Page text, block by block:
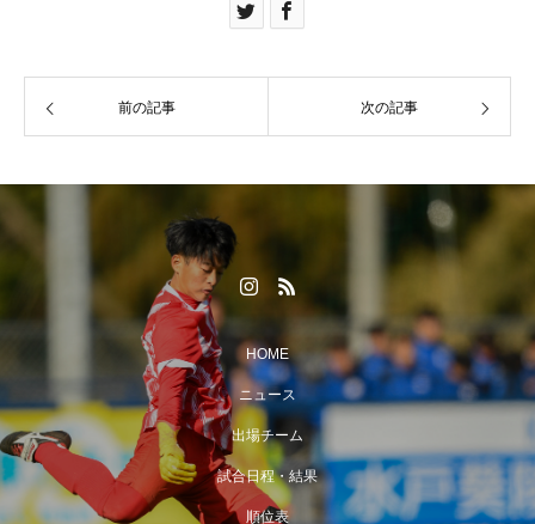
前の記事 次の記事
HOME
ニュース
出場チーム
試合日程・結果
順位表